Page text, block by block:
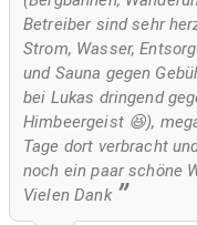
Betreiber sind sehr
Strom, Wasser,
und Sauna gegen
bei Lukas dringend
Himbeergeist 😆),
Tage dort verbracht
noch ein paar schöne
Vielen Dank